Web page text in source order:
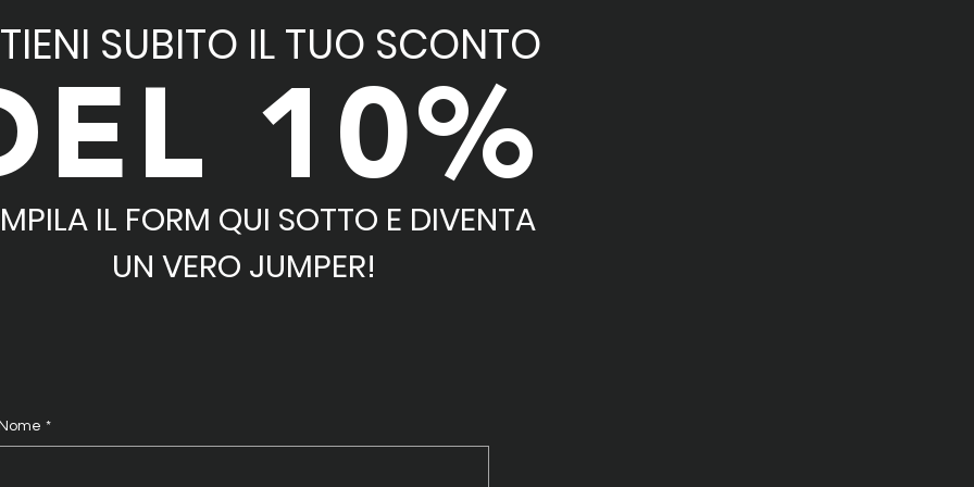
SUBITO IL TUO SCONTO
10%
IL FORM QUI SOTTO E DIVENTA
UN VERO JUMPER!
Nome *